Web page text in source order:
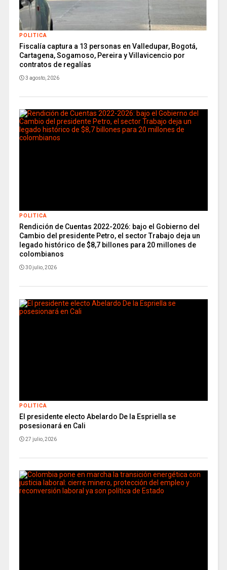
POLITICA
Fiscalía captura a 13 personas en Valledupar, Bogotá,
Cartagena, Sogamoso, Pereira y Villavicencio por
contratos de regalías
3 agosto, 2026
POLITICA
Rendición de Cuentas 2022-2026: bajo el Gobierno del
Cambio del presidente Petro, el sector Trabajo deja un
legado histórico de $8,7 billones para 20 millones de
colombianos
30 julio, 2026
POLITICA
El presidente electo Abelardo De la Espriella se
posesionará en Cali
27 julio, 2026